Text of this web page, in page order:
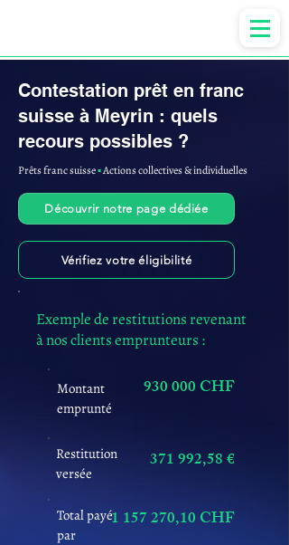
Contestation prêt en franc
suisse à Meyrin : quels
recours possibles ?
Prêts franc suisse▪︎Actions collectives & individuelles
Découvrir notre page dédiée
Vérifiez votre éligibilité
Exemple de restitutions revenant
à nos clients emprunteurs :
Montant
emprunté
930 000 CHF
Restitution
versée
371 992,58 €
Total payé
par
1 157 270,10 CHF